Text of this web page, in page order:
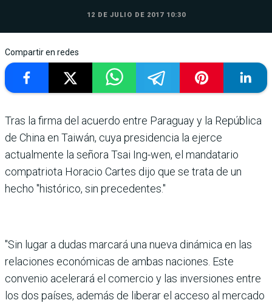
12 DE JULIO DE 2017 10:30
Compartir en redes
Tras la firma del acuerdo entre Paraguay y la República
de China en Taiwán, cuya presidencia la ejerce
actualmente la señora Tsai Ing-wen, el mandatario
compatriota Horacio Cartes dijo que se trata de un
hecho "histórico, sin precedentes."
"Sin lugar a dudas marcará una nueva dinámica en las
relaciones económicas de ambas naciones. Este
convenio acelerará el comercio y las inversiones entre
los dos países, además de liberar el acceso al mercado